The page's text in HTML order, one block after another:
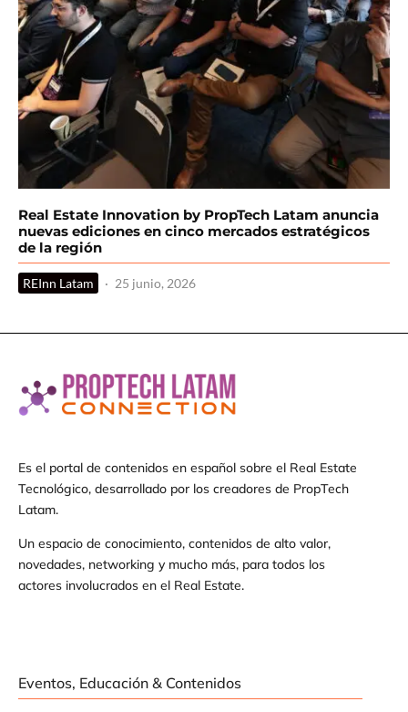
Real Estate Innovation by PropTech Latam anuncia
nuevas ediciones en cinco mercados estratégicos
de la región
REInn Latam · 25 junio, 2026
Es el portal de contenidos en español sobre el Real Estate
Tecnológico, desarrollado por los creadores de PropTech
Latam.
Un espacio de conocimiento, contenidos de alto valor,
novedades, networking y mucho más, para todos los
actores involucrados en el Real Estate.
Eventos, Educación & Contenidos